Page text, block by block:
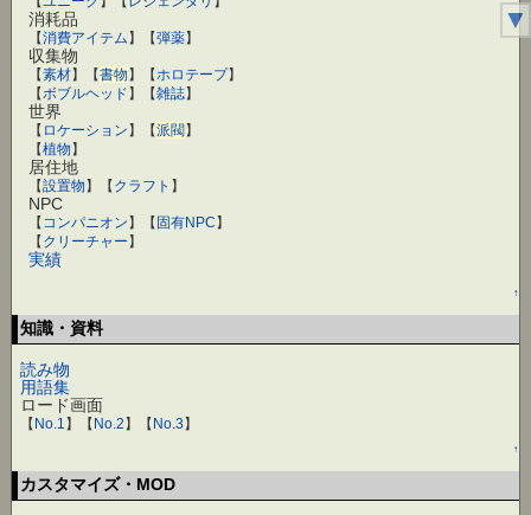
消耗品
【消費アイテム 】【弾薬】
収集物
【素材】【書物 】【ホロテープ】
【ボブルヘッド 】【雑誌】
世界
【 ロケーション 】【派閥 】
【植物 】
居住地
【設置物 】【 クラフト 】
NPC
【 コンパニオン 】【 固有NPC 】
【 クリーチャー 】
実績
↑
知識・資料
読み物
用語集
ロード画面
【 No.1 】【 No.2 】【 No.3 】
↑
カスタマイズ・MOD
▼